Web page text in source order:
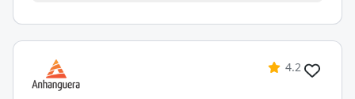
4.2